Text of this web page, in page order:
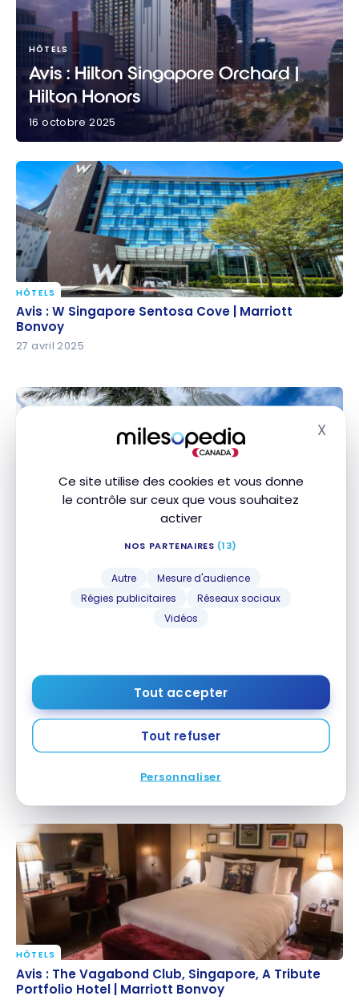
Ce site utilise des cookies et vous donne
le contrôle sur ceux que vous souhaitez
activer
NOS PARTENAIRES (13)
Autre
Mesure d'audience
Régies publicitaires
Réseaux sociaux
Vidéos
Tout accepter
Tout refuser
Personnaliser
X
HÔTELS
Avis : Hilton Singapore Orchard |
Hilton Honors
16 octobre 2025
Avis : W Singapore Sentosa Cove | Marriott Bonvoy
HÔTELS
Avis : W Singapore Sentosa Cove | Marriott
Bonvoy
27 avril 2025
Avis : Four Points by Sheraton Singapore,
Riverview | Marriott Bonvoy
Avis : The Westin Singapore | Marriott Bonvoy
HÔTELS
Avis : The Vagabond Club, Singapore, A Tribute
Portfolio Hotel | Marriott Bonvoy
HÔTELS
Avis : The Vagabond Club, Singapore, A Tribute
Portfolio Hotel | Marriott Bonvoy